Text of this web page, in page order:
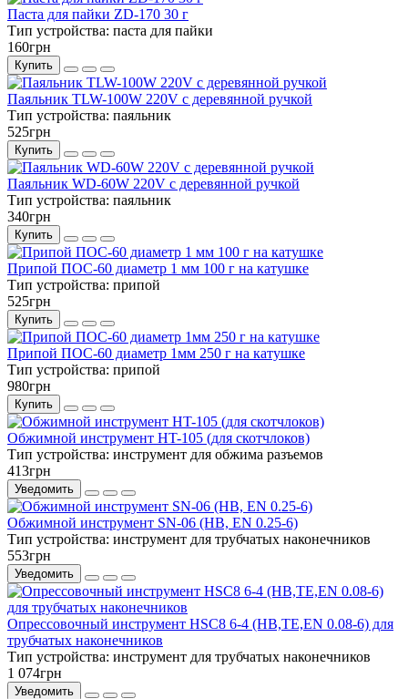
Паста для пайки ZD-170 30 г
Тип устройства: паста для пайки
160грн
Купить
Паяльник TLW-100W 220V с деревянной ручкой
Тип устройства: паяльник
525грн
Купить
Паяльник WD-60W 220V с деревянной ручкой
Тип устройства: паяльник
340грн
Купить
Припой ПОС-60 диаметр 1 мм 100 г на катушке
Тип устройства: припой
525грн
Купить
Припой ПОС-60 диаметр 1мм 250 г на катушке
Тип устройства: припой
980грн
Купить
Обжимной инструмент HT-105 (для скотчлоков)
Тип устройства: инструмент для обжима разъемов
413грн
Уведомить
Обжимной инструмент SN-06 (HB, EN 0.25-6)
Тип устройства: инструмент для трубчатых наконечников
553грн
Уведомить
Опрессовочный инструмент HSC8 6-4 (НВ,TE,EN 0.08-6) для
трубчатых наконечников
Тип устройства: инструмент для трубчатых наконечников
1 074грн
Уведомить